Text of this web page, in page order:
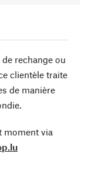
rechange ou
clientèle traite
de manière
moment via